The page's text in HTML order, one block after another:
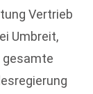
Vertrieb
Umbreit,
gesamte